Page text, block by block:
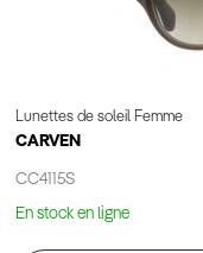
Lunettes de soleil Femme
CARVEN
CC4115S
En stock en ligne